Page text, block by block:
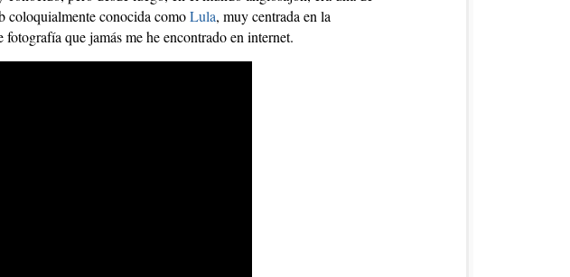
coloquialmente conocida comoLula, muy centrada en la
que jamás me he encontrado en internet.